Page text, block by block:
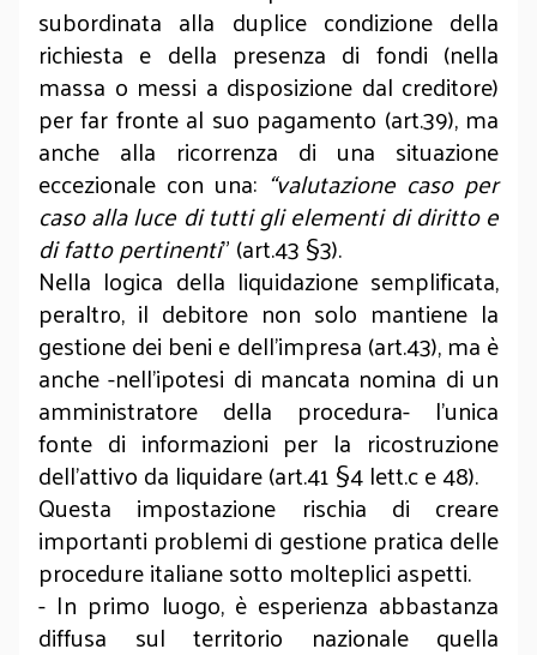
subordinata alla duplice condizione della
richiesta e della presenza di fondi (nella
massa o messi a disposizione dal creditore)
per far fronte al suo pagamento (art.39), ma
anche alla ricorrenza di una situazione
eccezionale con una: “valutazione caso per
caso alla luce di tutti gli elementi di diritto e
di fatto pertinenti” (art.43 §3).
Nella logica della liquidazione semplificata,
peraltro, il debitore non solo mantiene la
gestione dei beni e dell’impresa (art.43), ma è
anche -nell’ipotesi di mancata nomina di un
amministratore della procedura- l’unica
fonte di informazioni per la ricostruzione
dell’attivo da liquidare (art.41 §4 lett.c e 48).
Questa impostazione rischia di creare
importanti problemi di gestione pratica delle
procedure italiane sotto molteplici aspetti.
- In primo luogo, è esperienza abbastanza
diffusa sul territorio nazionale quella